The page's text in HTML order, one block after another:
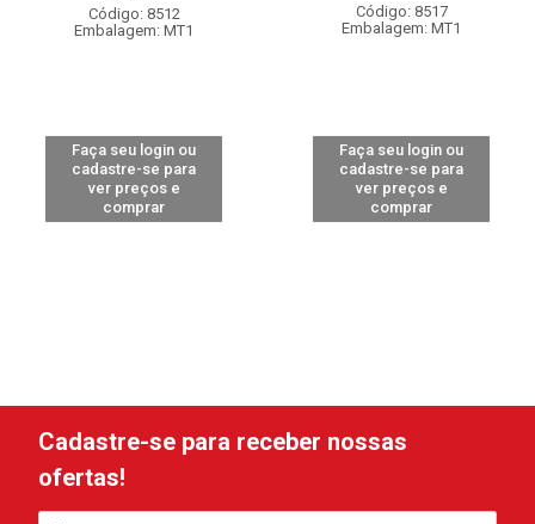
Código: 8512
Embalagem: MT1
Faça seu login ou
cadastre-se para
ver preços e
comprar
Código: 8517
Embalagem: MT1
Faça seu login ou
cadastre-se para
ver preços e
comprar
Cadastre-se para receber nossas
ofertas!